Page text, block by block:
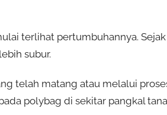
terlihat pertumbuhannya. Sejak
subur.
telah matang atau melalui
polybag di sekitar pangkal